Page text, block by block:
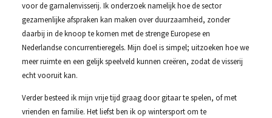
voor de garnalenvisserij. Ik onderzoek namelijk hoe de sector
gezamenlijke afspraken kan maken over duurzaamheid, zonder
daarbij in de knoop te komen met de strenge Europese en
Nederlandse concurrentieregels. Mijn doel is simpel; uitzoeken hoe we
meer ruimte en een gelijk speelveld kunnen creëren, zodat de visserij
echt vooruit kan.
Verder besteed ik mijn vrije tijd graag door gitaar te spelen, of met
vrienden en familie. Het liefst ben ik op wintersport om te